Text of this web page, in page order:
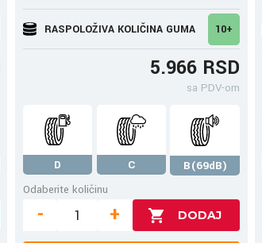
RASPOLOŽIVA KOLIČINA GUMA 10+
5.966 RSD
sa PDV-om
D C
B(69dB)
Odaberite količinu
- +